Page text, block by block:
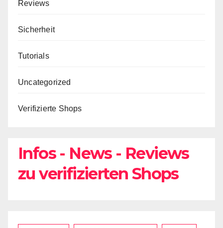
Reviews
Sicherheit
Tutorials
Uncategorized
Verifizierte Shops
Infos - News - Reviews
zu verifizierten Shops